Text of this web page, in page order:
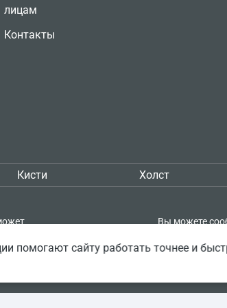
лицам
Контакты
Кисти Холст
проверять
Вы можете
нажмите Shift
помогают сайту работать точнее и